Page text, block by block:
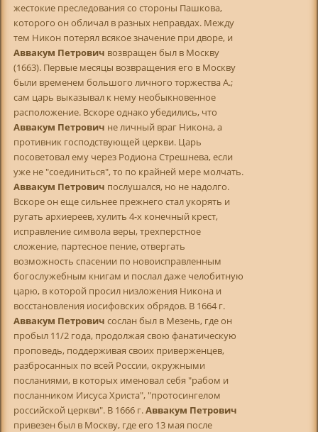
жестокие преследования со стороны Пашкова,
которого он обличал в разных неправдах. Между
тем Никон потерял всякое значение при дворе, и
Аввакум Петрович возвращен был в Москву
(1663). Первые месяцы возвращения его в Москву
были временем большого личного торжества А.;
сам царь выказывал к нему необыкновенное
расположение. Вскоре однако убедились, что
Аввакум Петрович не личный враг Никона, а
противник господствующей церкви. Царь
посоветовал ему через Родиона Стрешнева, если
уже не "соединиться", то по крайней мере молчать.
Аввакум Петрович послушался, но не надолго.
Вскоре он еще сильнее прежнего стал укорять и
ругать архиереев, хулить 4-х конечный крест,
исправление символа веры, трехперстное
сложение, партесное пение, отвергать
возможность спасении по новоисправленным
богослужебным книгам и послал даже челобитную
царю, в которой просил низложения Никона и
восстановления иосифовских обрядов. В 1664 г.
Аввакум Петрович сослан был в Мезень, где он
пробыл 11/2 года, продолжая свою фанатическую
проповедь, поддерживая своих приверженцев,
разбросанных по всей России, окружными
посланиями, в которых именовал себя "рабом и
посланником Иисуса Христа", "протосингелом
российской церкви". В 1666 г.Аввакум Петрович
привезен был в Москву, где его 13 мая после